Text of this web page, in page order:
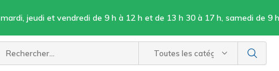
Toutes les catégories
jeudi et vendredi de 9 h à 12 h et de 13 h 30 à 17 h, samedi de 9